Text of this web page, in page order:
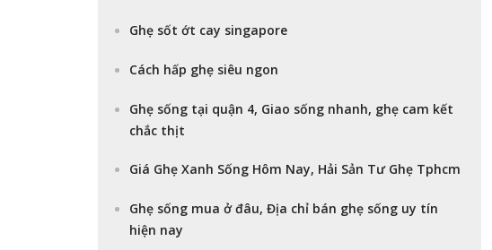
Ghẹ sốt ớt cay singapore
Cách hấp ghẹ siêu ngon
Ghẹ sống tại quận 4, Giao sống nhanh, ghẹ cam kết
chắc thịt
Giá Ghẹ Xanh Sống Hôm Nay, Hải Sản Tư Ghẹ Tphcm
Ghẹ sống mua ở đâu, Địa chỉ bán ghẹ sống uy tín
hiện nay